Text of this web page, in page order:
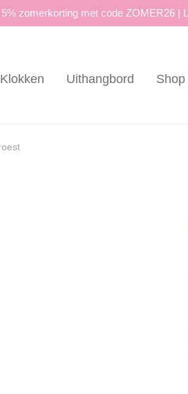
5% zomerkorting met code ZOMER26 |
Klokken Uithangbord Shop